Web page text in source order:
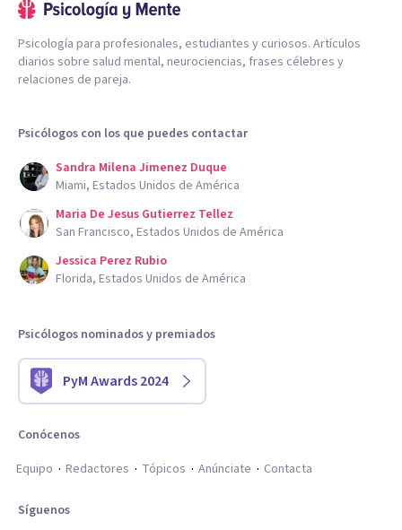
Psicología para profesionales, estudiantes y curiosos. Artículos
diarios sobre salud mental, neurociencias, frases célebres y
relaciones de pareja.
Psicólogos con los que puedes contactar
Sandra Milena Jimenez Duque
Miami, Estados Unidos de América
Maria De Jesus Gutierrez Tellez
San Francisco, Estados Unidos de América
Jessica Perez Rubio
Florida, Estados Unidos de América
Psicólogos nominados y premiados
PyM Awards 2024
Conócenos
Equipo
Redactores Tópicos Anúnciate Contacta
Síguenos